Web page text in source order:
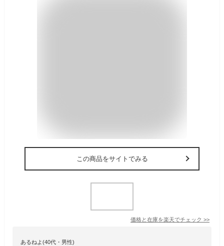
この商品をサイトでみる
価格と在庫を楽天でチェック >>
あるねよ(40代・男性)